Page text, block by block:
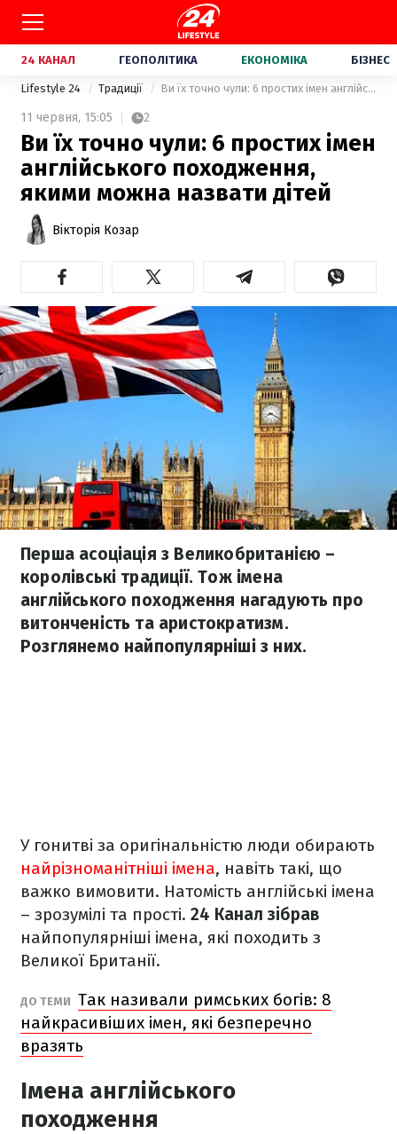
24 КАНАЛ ГЕОПОЛІТИКА ЕКОНОМІКА БІЗНЕС
Lifestyle 24 Традиції Ви їх точно чули: 6 простих імен англійського походження, якими можна назвати дітей
11 червня, 15:05 2
Ви їх точно чули: 6 простих імен
англійського походження,
якими можна назвати дітей
Вікторія Козар
Перша асоціація з Великобританією –
королівські традиції. Тож імена
англійського походження нагадують про
витонченість та аристократизм.
Розглянемо найпопулярніші з них.
У гонитві за оригінальністю люди обирають
найрізноманітніші імена, навіть такі, що
важко вимовити. Натомість англійські імена
– зрозумілі та прості. 24 Канал зібрав
найпопулярніші імена, які походить з
Великої Британії.
ДО ТЕМИ Так називали римських богів: 8
найкрасивіших імен, які безперечно
вразять
Імена англійського
походження